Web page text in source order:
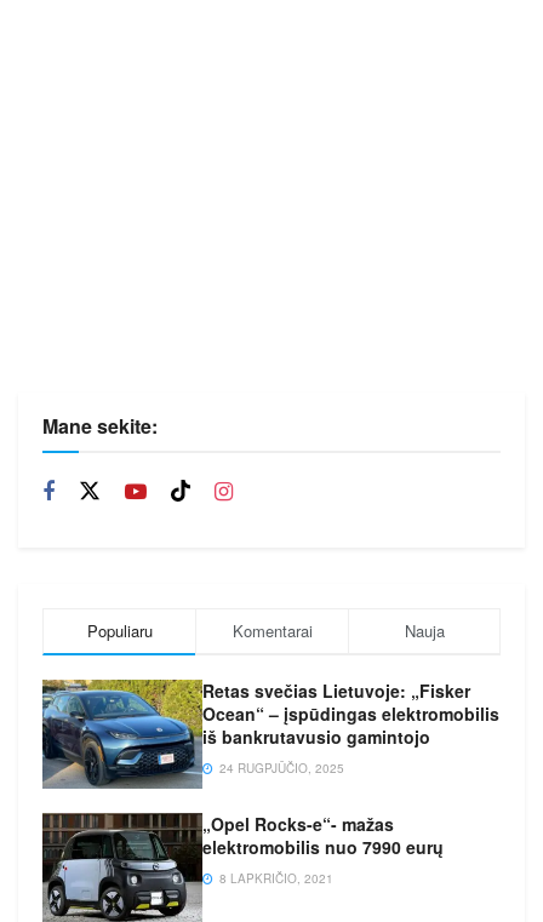
Mane sekite:
Populiaru Komentarai Nauja
Retas svečias Lietuvoje: „Fisker
Ocean“ – įspūdingas elektromobilis
iš bankrutavusio gamintojo
24 RUGPJŪČIO, 2025
„Opel Rocks-e“- mažas
elektromobilis nuo 7990 eurų
8 LAPKRIČIO, 2021